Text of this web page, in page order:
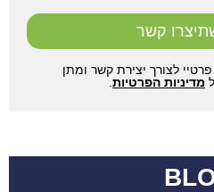
לצורך יצירת קשר ומתן
מדיניות הפרטיות
קשר